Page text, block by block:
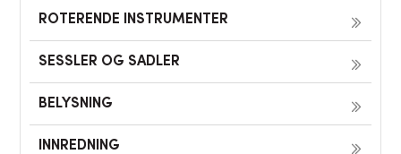
ROTERENDE INSTRUMENTER
SESSLER OG SADLER
BELYSNING
INNREDNING